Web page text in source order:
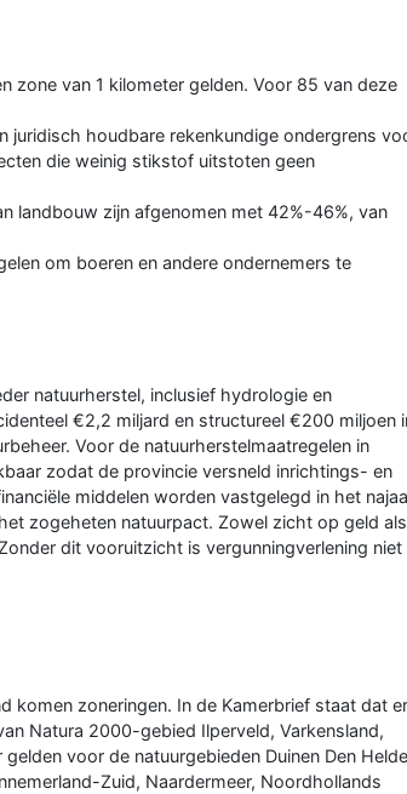
zone van 1 kilometer gelden. Voor 85 van deze
juridisch houdbare rekenkundige ondergrens
die weinig stikstof uitstoten geen
landbouw zijn afgenomen met 42%-46%, van
om boeren en andere ondernemers te
natuurherstel, inclusief hydrologie en
€2,2 miljard en structureel €200 miljoen
Voor de natuurherstelmaatregelen in
zodat de provincie versneld inrichtings- en
middelen worden vastgelegd in het
zogeheten natuurpact. Zowel zicht op geld als
dit vooruitzicht is vergunningverlening niet
komen zoneringen. In de Kamerbrief staat dat er
Natura 2000-gebied Ilperveld, Varkensland,
voor de natuurgebieden Duinen Den
Zuid, Naardermeer, Noordhollands